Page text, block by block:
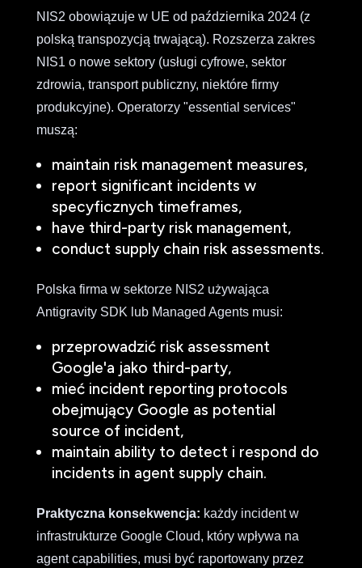
NIS2 obowiązuje w UE od października 2024 (z
polską transpozycją trwającą). Rozszerza zakres
NIS1 o nowe sektory (usługi cyfrowe, sektor
zdrowia, transport publiczny, niektóre firmy
produkcyjne). Operatorzy "essential services"
muszą:
maintain risk management measures,
report significant incidents w
specyficznych timeframes,
have third-party risk management,
conduct supply chain risk assessments.
Polska firma w sektorze NIS2 używająca
Antigravity SDK lub Managed Agents musi:
przeprowadzić risk assessment
Google'a jako third-party,
mieć incident reporting protocols
obejmujący Google as potential
source of incident,
maintain ability to detect i respond do
incidents in agent supply chain.
Praktyczna konsekwencja: każdy incident w
infrastrukturze Google Cloud, który wpływa na
agent capabilities, musi być raportowany przez